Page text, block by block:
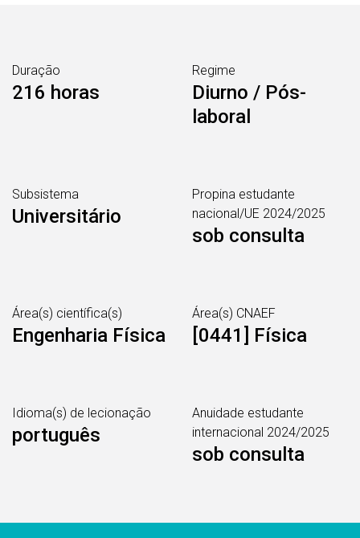
Duração
216 horas
Regime
Diurno / Pós-
laboral
Subsistema
Universitário
Propina estudante
nacional/UE 2024/2025
sob consulta
Área(s) científica(s)
Engenharia Física
Área(s) CNAEF
[0441] Física
Idioma(s) de lecionação
português
Anuidade estudante
internacional 2024/2025
sob consulta